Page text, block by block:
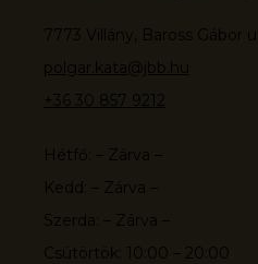
7773 Villány, Baross Gábor u.
polgar.kata@jbb.hu
+36 30 857 9212
Hétfő: – Zárva –
Kedd: – Zárva –
Szerda: – Zárva –
Csütörtök: 10:00 – 20:00